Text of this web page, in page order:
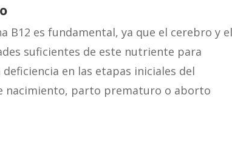
B12 es fundamental, ya que el cerebro y
suficientes de este nutriente para
en las etapas iniciales del
nacimiento, parto prematuro o aborto